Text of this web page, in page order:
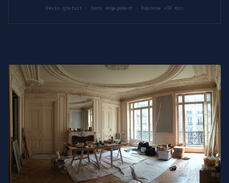
Devis gratuit · Sans engagement · Réponse <30 min